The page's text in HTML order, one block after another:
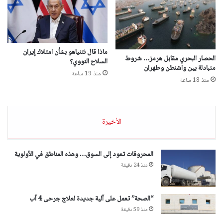
الحصار البحري مقابل هرمز… شروط
متبادلة بين واشنطن وطهران
منذ 18 ساعة
ماذا قال نتنياهو بشأن امتلاك إيران
السلاح النووي؟
منذ 19 ساعة
الأخيرة
المحروقات تعود إلى السوق… وهذه المناطق في الأولوية
منذ 24 دقيقة
“الصحة” تعمل على آلية جديدة لعلاج جرحى 4 آب
منذ 59 دقيقة